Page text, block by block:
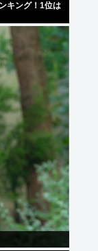
キング！1位は